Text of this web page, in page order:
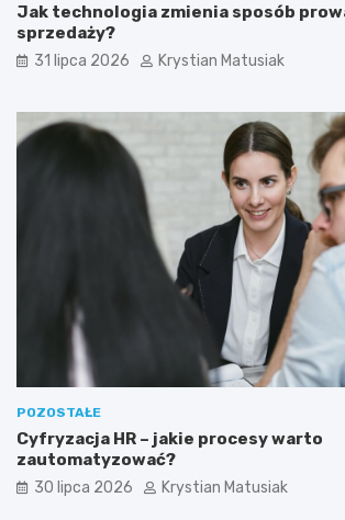
Jak technologia zmienia sposób
sprzedaży?
31 lipca 2026 Krystian Matusiak
POZOSTAŁE
Cyfryzacja HR – jakie procesy warto
zautomatyzować?
30 lipca 2026 Krystian Matusiak